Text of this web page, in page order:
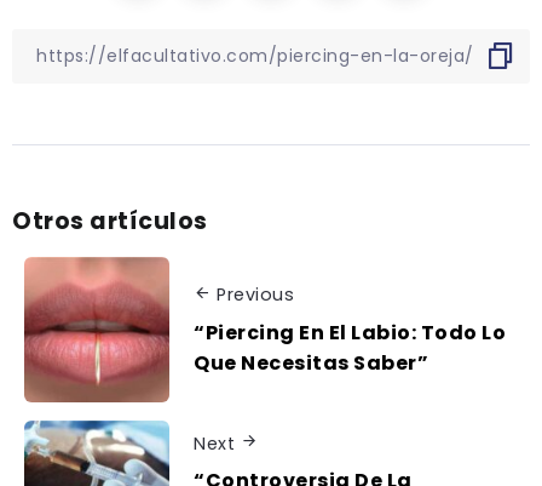
Otros artículos
Previous
“Piercing En El Labio: Todo Lo
Que Necesitas Saber”
Next